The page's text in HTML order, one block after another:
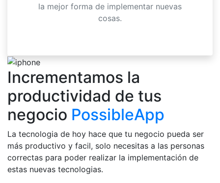
la mejor forma de implementar nuevas
cosas.
Incrementamos la
productividad de tus
negocio PossibleApp
La tecnologia de hoy hace que tu negocio pueda ser
más productivo y facil, solo necesitas a las personas
correctas para poder realizar la implementación de
estas nuevas tecnologias.